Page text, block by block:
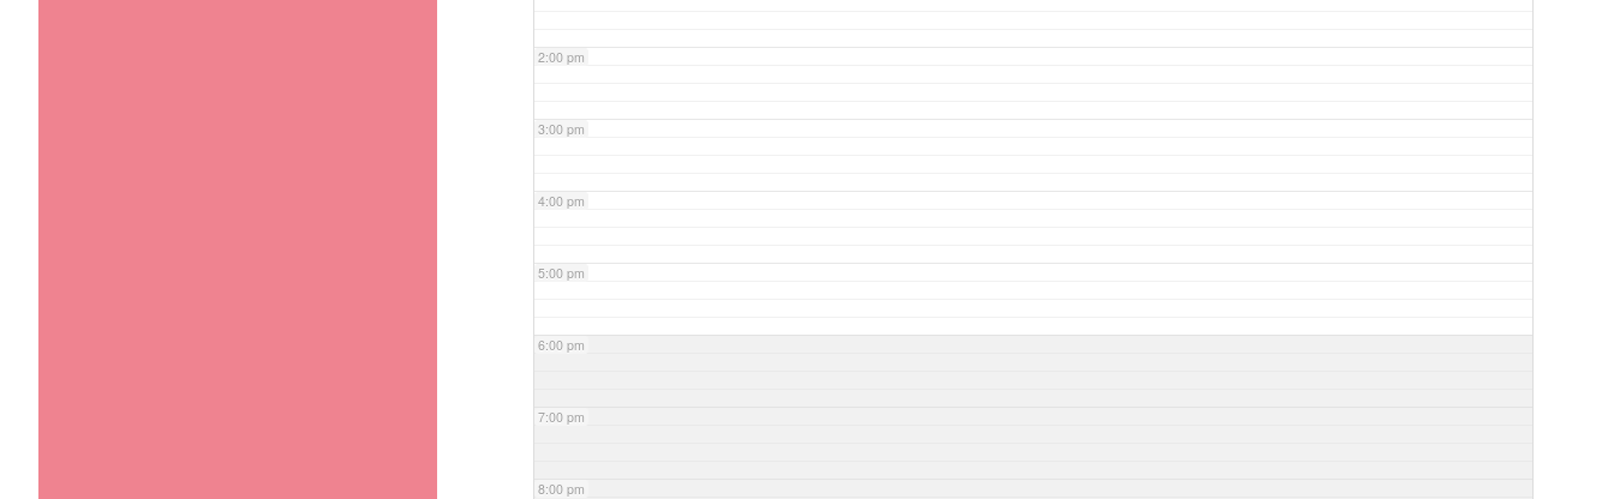
2:00 pm
3:00 pm
4:00 pm
5:00 pm
6:00 pm
7:00 pm
8:00 pm